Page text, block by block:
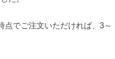
点でご注文いただければ、3～